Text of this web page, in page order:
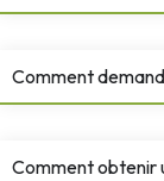
Comment
Comment obtenir